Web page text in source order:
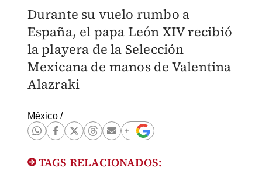
Durante su vuelo rumbo a
España, el papa León XIV recibió
la playera de la Selección
Mexicana de manos de Valentina
Alazraki
México/
TAGS RELACIONADOS: